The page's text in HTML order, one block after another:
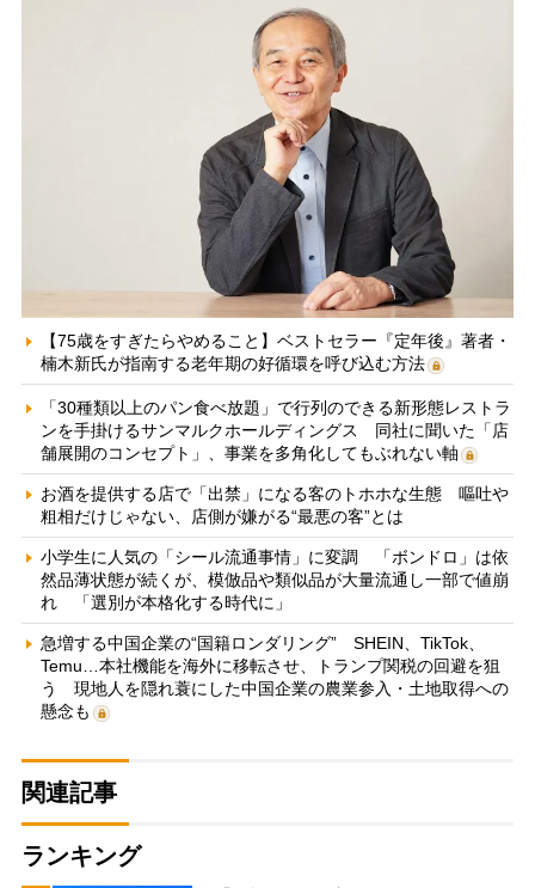
【75歳をすぎたらやめること】ベストセラー『定年後』著者・
楠木新氏が指南する老年期の好循環を呼び込む方法
「30種類以上のパン食べ放題」で行列のできる新形態レストラ
ンを手掛けるサンマルクホールディングス 同社に聞いた「店
舗展開のコンセプト」、事業を多角化してもぶれない軸
お酒を提供する店で「出禁」になる客のトホホな生態 嘔吐や
粗相だけじゃない、店側が嫌がる“最悪の客”とは
小学生に人気の「シール流通事情」に変調 「ボンドロ」は依
然品薄状態が続くが、模倣品や類似品が大量流通し一部で値崩
れ 「選別が本格化する時代に」
急増する中国企業の“国籍ロンダリング” SHEIN、TikTok、
Temu…本社機能を海外に移転させ、トランプ関税の回避を狙
う 現地人を隠れ蓑にした中国企業の農業参入・土地取得への
懸念も
関連記事
ランキング